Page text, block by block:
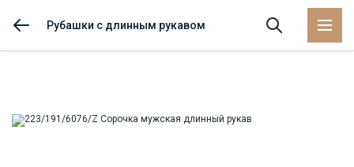
Рубашки с длинным рукавом